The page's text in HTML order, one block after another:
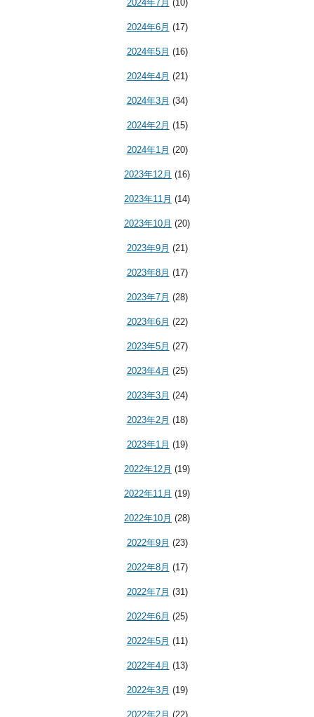
2024年7月 (10)
2024年6月 (17)
2024年5月 (16)
2024年4月 (21)
2024年3月 (34)
2024年2月 (15)
2024年1月 (20)
2023年12月 (16)
2023年11月 (14)
2023年10月 (20)
2023年9月 (21)
2023年8月 (17)
2023年7月 (28)
2023年6月 (22)
2023年5月 (27)
2023年4月 (25)
2023年3月 (24)
2023年2月 (18)
2023年1月 (19)
2022年12月 (19)
2022年11月 (19)
2022年10月 (28)
2022年9月 (23)
2022年8月 (17)
2022年7月 (31)
2022年6月 (25)
2022年5月 (11)
2022年4月 (13)
2022年3月 (19)
2022年2月 (22)